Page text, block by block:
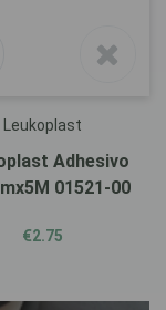
Leukoplast
Adhesivo
01521-00
€2.75